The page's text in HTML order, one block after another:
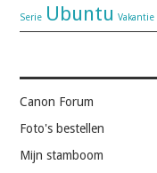
Serie Ubuntu Vakantie
Canon Forum
Foto's bestellen
Mijn stamboom